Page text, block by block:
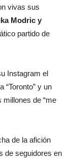
vivas sus
Modric y
partido de
Instagram el
“Toronto” y un
de “me
de la afición
de seguidores en